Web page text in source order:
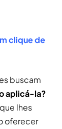
clique de
buscam
aplicá-la?
lhes
oferecer